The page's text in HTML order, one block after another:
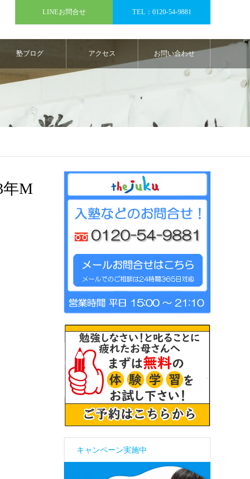
LINEお問合せ TEL：0120-54-9881
塾ブログ アクセス お問い合わせ
年M
キャンペーン実施中